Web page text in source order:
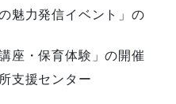
魅力発信イベント」の
座・保育体験」の開催
支援センター